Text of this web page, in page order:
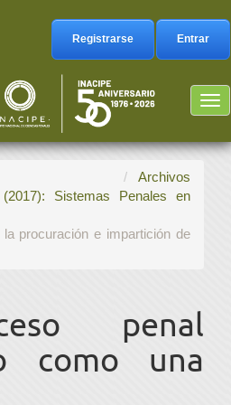
Registrarse Entrar
Archivos
Sistemas Penales en
procuración e impartición de
penal
como una